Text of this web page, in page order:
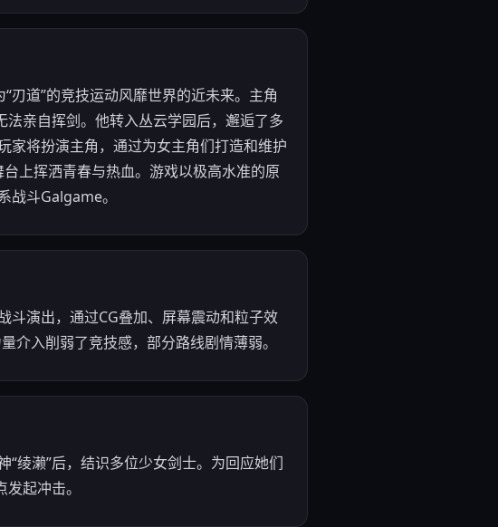
刃道”的竞技运动风靡世界的近未来。主角
亲自挥剑。他转入丛云学园后，邂逅了多
将扮演主角，通过为女主角们打造和维护
上挥洒青春与热血。游戏以极高水准的原
战斗Galgame。
斗演出，通过CG叠加、屏幕震动和粒子效
介入削弱了竞技感，部分路线剧情薄弱。
绫濑”后，结识多位少女剑士。为回应她们
起冲击。